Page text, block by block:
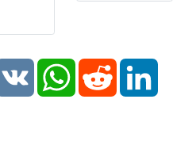
VK WhatsAppReddit